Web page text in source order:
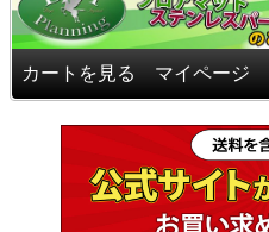
カートを見る マイページ